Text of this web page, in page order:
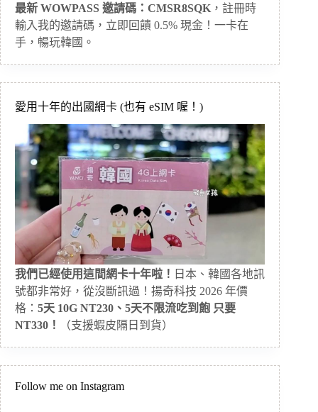
最新 WOWPASS 邀請碼：CMSR8SQK ，註冊時
輸入我的邀請碼，立即回饋 0.5% 現金！一卡在
手，暢玩韓國。
愛用十年的出國網卡 (也有 eSIM 喔！)
我們已經使用這間網卡十年啦！ 日本、韓國各地訊
號都非常好，從沒斷訊過！揚奇科技 2026 年價
格： 5天 10G NT230、5天不限流吃到飽 只要
NT330！
（支援蝦皮隔日到貨）
Follow me on Instagram